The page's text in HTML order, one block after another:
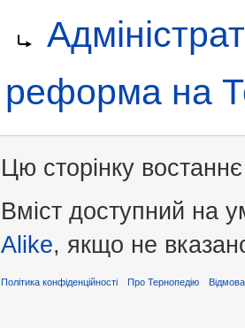
реформа на
Цю сторінку
Вміст доступний на
Alike, якщо не
Політика конфіденційності Про Тернопедію Відмова